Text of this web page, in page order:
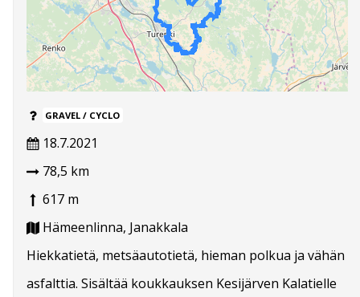
GRAVEL / CYCLO
18.7.2021
78,5 km
617 m
Hämeenlinna, Janakkala
Hiekkatietä, metsäautotietä, hieman polkua ja vähän
asfalttia. Sisältää koukkauksen Kesijärven Kalatielle